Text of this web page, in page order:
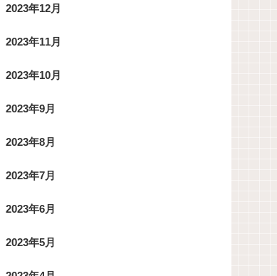
2023年12月
2023年11月
2023年10月
2023年9月
2023年8月
2023年7月
2023年6月
2023年5月